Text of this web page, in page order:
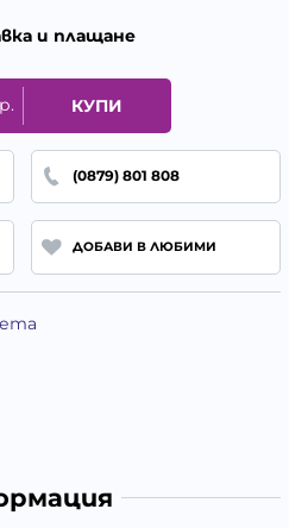
и плащане
КУПИ
(0879) 801 808
ДОБАВИ В ЛЮБИМИ